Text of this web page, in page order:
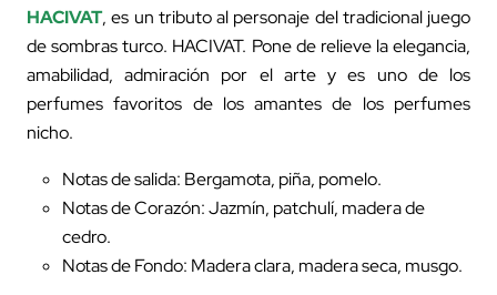
HACIVAT, es un tributo al personaje del tradicional juego
de sombras turco. HACIVAT. Pone de relieve la elegancia,
amabilidad, admiración por el arte y es uno de los
perfumes favoritos de los amantes de los perfumes
nicho.
Notas de salida: Bergamota, piña, pomelo.
Notas de Corazón: Jazmín, patchulí, madera de
cedro.
Notas de Fondo: Madera clara, madera seca, musgo.